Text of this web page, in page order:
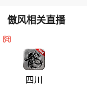
傲风相关直播
四川